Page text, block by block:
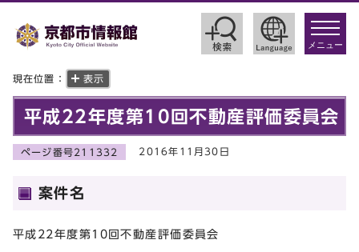
toggle
メニュー
現在位置： 表示
平成22年度第10回不動産評価委員会
ページ番号211332 2016年11月30日
案件名
平成22年度第10回不動産評価委員会